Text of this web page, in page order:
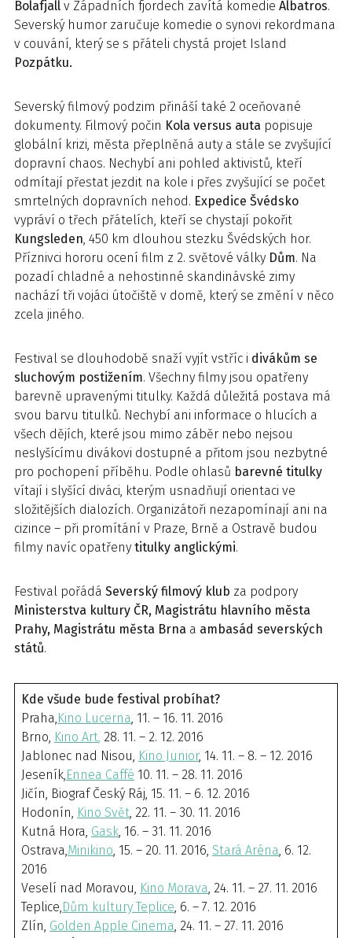
Bolafjall v Západních fjordech zavítá komedie Albatros.
Severský humor zaručuje komedie o synovi rekordmana
v couvání, který se s přáteli chystá projet Island
Pozpátku.
Severský filmový podzim přináší také 2 oceňované
dokumenty. Filmový počin Kola versus auta popisuje
globální krizi, města přeplněná auty a stále se zvyšující
dopravní chaos. Nechybí ani pohled aktivistů, kteří
odmítají přestat jezdit na kole i přes zvyšující se počet
smrtelných dopravních nehod. Expedice Švédsko
vypráví o třech přátelích, kteří se chystají pokořit
Kungsleden, 450 km dlouhou stezku Švédských hor.
Příznivci hororu ocení film z 2. světové války Dům. Na
pozadí chladné a nehostinné skandinávské zimy
nachází tři vojáci útočiště v domě, který se změní v něco
zcela jiného.
Festival se dlouhodobě snaží vyjít vstříc i divákům se
sluchovým postižením. Všechny filmy jsou opatřeny
barevně upravenými titulky. Každá důležitá postava má
svou barvu titulků. Nechybí ani informace o hlucích a
všech dějích, které jsou mimo záběr nebo nejsou
neslyšícímu divákovi dostupné a přitom jsou nezbytné
pro pochopení příběhu. Podle ohlasů barevné titulky
vítají i slyšící diváci, kterým usnadňují orientaci ve
složitějších dialozích. Organizátoři nezapomínají ani na
cizince – při promítání v Praze, Brně a Ostravě budou
filmy navíc opatřeny titulky anglickými.
Festival pořádá Severský filmový klub za podpory
Ministerstva kultury ČR, Magistrátu hlavního města
Prahy, Magistrátu města Brna a ambasád severských
států.
Kde všude bude festival probíhat?
Praha,Kino Lucerna, 11. – 16. 11. 2016
Brno, Kino Art, 28. 11. – 2. 12. 2016
Jablonec nad Nisou, Kino Junior, 14. 11. – 8. – 12. 2016
Jeseník,Ennea Caffé 10. 11. – 28. 11. 2016
Jičín, Biograf Český Ráj, 15. 11. – 6. 12. 2016
Hodonín, Kino Svět, 22. 11. – 30. 11. 2016
Kutná Hora, Gask, 16. – 31. 11. 2016
Ostrava,Minikino, 15. – 20. 11. 2016, Stará Aréna, 6. 12.
2016
Veselí nad Moravou, Kino Morava, 24. 11. – 27. 11. 2016
Teplice,Dům kultury Teplice, 6. – 7. 12. 2016
Zlín, Golden Apple Cinema, 24. 11. – 27. 11. 2016